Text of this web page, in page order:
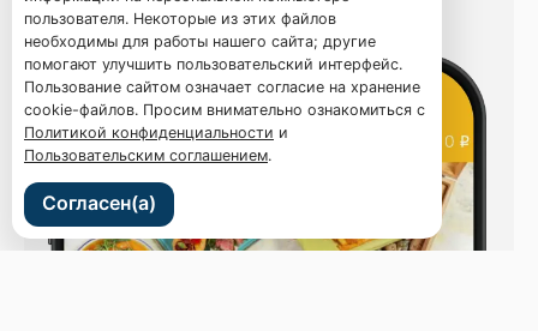
пользователя. Некоторые из этих файлов
необходимы для работы нашего сайта; другие
помогают улучшить пользовательский интерфейс.
Пользование сайтом означает согласие на хранение
cookie-файлов. Просим внимательно ознакомиться с
Политикой конфиденциальности и
Пользовательским соглашением.
Согласен(а)